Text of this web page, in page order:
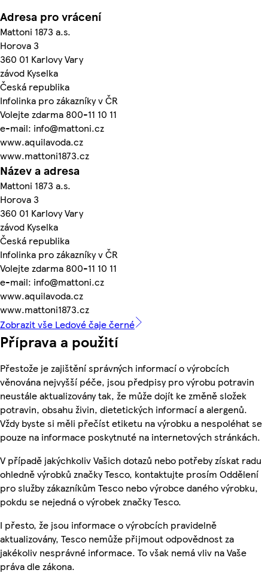
Adresa pro vrácení
Mattoni 1873 a.s.
Horova 3
360 01 Karlovy Vary
závod Kyselka
Česká republika
Infolinka pro zákazníky v ČR
Volejte zdarma 800-11 10 11
e-mail: info@mattoni.cz
www.aquilavoda.cz
www.mattoni1873.cz
Název a adresa
Mattoni 1873 a.s.
Horova 3
360 01 Karlovy Vary
závod Kyselka
Česká republika
Infolinka pro zákazníky v ČR
Volejte zdarma 800-11 10 11
e-mail: info@mattoni.cz
www.aquilavoda.cz
www.mattoni1873.cz
Zobrazit vše Ledové čaje černé
Příprava a použití
Přestože je zajištění správných informací o výrobcích
věnována nejvyšší péče, jsou předpisy pro výrobu potravin
neustále aktualizovány tak, že může dojít ke změně složek
potravin, obsahu živin, dietetických informací a alergenů.
Vždy byste si měli přečíst etiketu na výrobku a nespoléhat se
pouze na informace poskytnuté na internetových stránkách.
V případě jakýchkoliv Vašich dotazů nebo potřeby získat radu
ohledně výrobků značky Tesco, kontaktujte prosím Oddělení
pro služby zákazníkům Tesco nebo výrobce daného výrobku,
pokdu se nejedná o výrobek značky Tesco.
I přesto, že jsou informace o výrobcích pravidelně
aktualizovány, Tesco nemůže přijmout odpovědnost za
jakékoliv nesprávné informace. To však nemá vliv na Vaše
práva dle zákona.